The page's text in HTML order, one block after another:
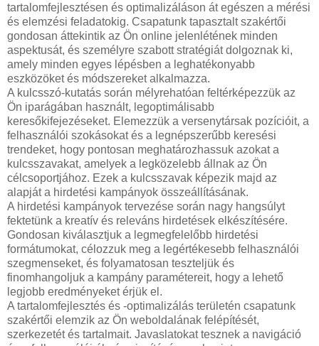
tartalomfejlesztésen és optimalizáláson át egészen a mérési
és elemzési feladatokig. Csapatunk tapasztalt szakértői
gondosan áttekintik az Ön online jelenlétének minden
aspektusát, és személyre szabott stratégiát dolgoznak ki,
amely minden egyes lépésben a leghatékonyabb
eszközöket és módszereket alkalmazza.
A kulcsszó-kutatás során mélyrehatóan feltérképezzük az
Ön iparágában használt, legoptimálisabb
keresőkifejezéseket. Elemezzük a versenytársak pozícióit, a
felhasználói szokásokat és a legnépszerűbb keresési
trendeket, hogy pontosan meghatározhassuk azokat a
kulcsszavakat, amelyek a legközelebb állnak az Ön
célcsoportjához. Ezek a kulcsszavak képezik majd az
alapját a hirdetési kampányok összeállításának.
A hirdetési kampányok tervezése során nagy hangsúlyt
fektetünk a kreatív és releváns hirdetések elkészítésére.
Gondosan kiválasztjuk a legmegfelelőbb hirdetési
formátumokat, célozzuk meg a legértékesebb felhasználói
szegmenseket, és folyamatosan teszteljük és
finomhangoljuk a kampány paramétereit, hogy a lehető
legjobb eredményeket érjük el.
A tartalomfejlesztés és -optimalizálás területén csapatunk
szakértői elemzik az Ön weboldalának felépítését,
szerkezetét és tartalmait. Javaslatokat tesznek a navigáció